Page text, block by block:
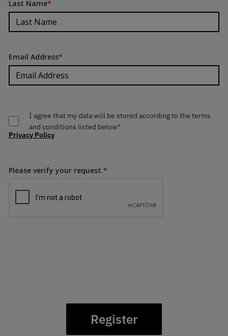
Last Name*
Email Address*
I agree that my data will be stored according to the terms
and conditions listed below*
Privacy Policy
Please verify your request.*
Register